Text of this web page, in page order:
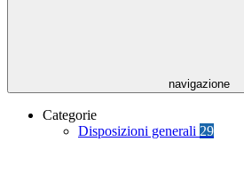
navigazione
Categorie
Disposizioni generali 29